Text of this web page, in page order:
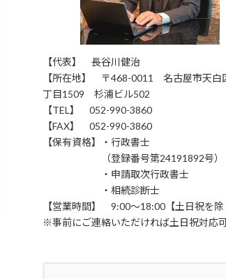
【代表】 長谷川健治
【所在地】 〒468-0011 名古屋市天白
丁目1509 杉浦ビル502
【TEL】 052-990-3860
【FAX】 052-990-3860
【保有資格】・行政書士
（登録番号第24191892号）
・申請取次行政書士
・相続診断士
【営業時間】 9:00～18:00【土日祝を除
※事前にご連絡いただければ土日祝対応